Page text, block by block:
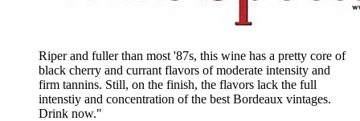
Riper and fuller than most '87s, this wine has a pretty core of
black cherry and currant flavors of moderate intensity and
firm tannins. Still, on the finish, the flavors lack the full
intenstiy and concentration of the best Bordeaux vintages.
Drink now."